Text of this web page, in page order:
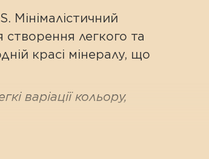
Мінімалістичний
легкого та
красі мінералу, що
варіації кольору,